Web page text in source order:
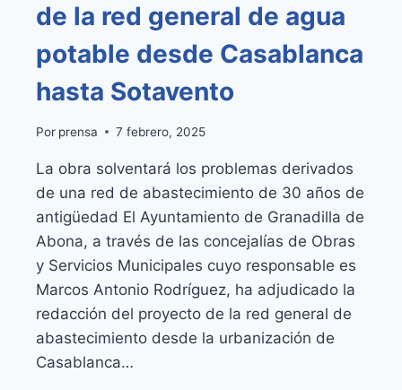
de la red general de agua
potable desde Casablanca
hasta Sotavento
Por prensa 7 febrero, 2025
La obra solventará los problemas derivados
de una red de abastecimiento de 30 años de
antigüedad El Ayuntamiento de Granadilla de
Abona, a través de las concejalías de Obras
y Servicios Municipales cuyo responsable es
Marcos Antonio Rodríguez, ha adjudicado la
redacción del proyecto de la red general de
abastecimiento desde la urbanización de
Casablanca…